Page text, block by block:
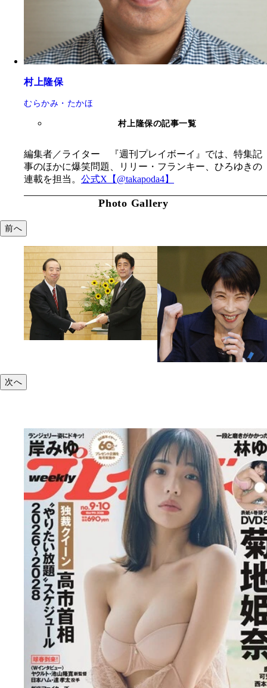
村上隆保
むらかみ・たかほ
村上隆保の記事一覧
編集者／ライター 『週刊プレイボーイ』では、特集記
事のほかに爆笑問題、リリー・フランキー、ひろゆきの
連載を担当。 公式X【@takapoda4】
Photo Gallery
前へ
次へ